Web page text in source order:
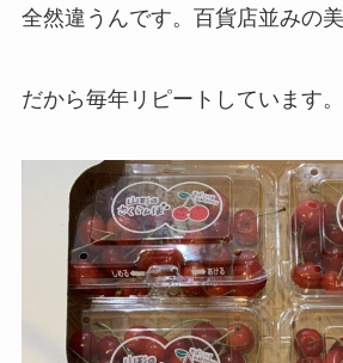
全然違うんです。百貨店並みの美
だから毎年リピートしています。